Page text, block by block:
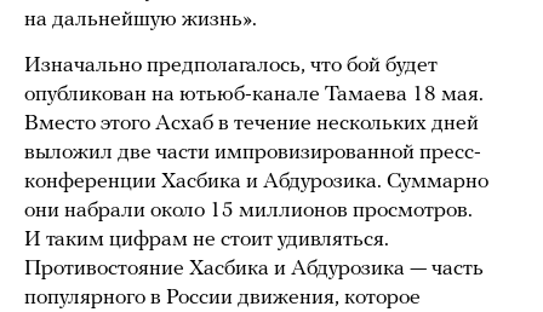
на дальнейшую жизнь».
Изначально предполагалось, что бой будет
опубликован на ютьюб-канале Тамаева 18 мая.
Вместо этого Асхаб в течение нескольких дней
выложил две части импровизированной пресс-
конференции Хасбика и Абдурозика. Суммарно
они набрали около 15 миллионов просмотров.
И таким цифрам не стоит удивляться.
Противостояние Хасбика и Абдурозика — часть
популярного в России движения, которое